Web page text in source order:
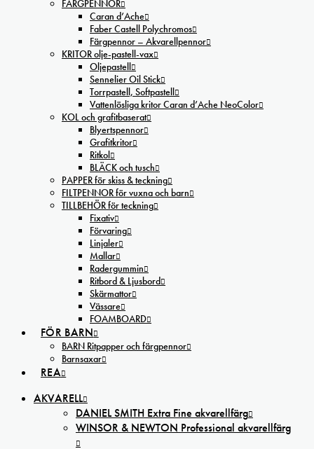
FÄRGPENNOR
Caran d’Ache
Faber Castell Polychromos
Färgpennor – Akvarellpennor
KRITOR olje-pastell-vax
Oljepastell
Sennelier Oil Stick
Torrpastell, Softpastell
Vattenlösliga kritor Caran d’Ache NeoColor
KOL och grafitbaserat
Blyertspennor
Grafitkritor
Ritkol
BLÄCK och tusch
PAPPER för skiss & teckning
FILTPENNOR för vuxna och barn
TILLBEHÖR för teckning
Fixativ
Förvaring
Linjaler
Mallar
Radergummin
Ritbord & Ljusbord
Skärmattor
Vässare
FOAMBOARD
FÖR BARN
BARN Ritpapper och färgpennor
Barnsaxar
REA
AKVARELL
DANIEL SMITH Extra Fine akvarellfärg
WINSOR & NEWTON Professional akvarellfärg